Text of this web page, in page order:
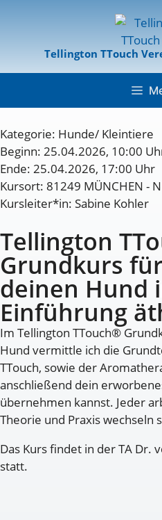
Tellington TTouch
Kategorie: Hunde/ Kleintiere
Beginn: 25.04.2026, 10:00
Ende: 25.04.2026, 17:00 Uhr
Kursort: 81249 MÜNCHEN -
Kursleiter*in: Sabine Kohler
Tellington
Grundkurs
deinen Hund
Einführung
Im Tellington TTouch®
Hund vermittle ich die
TTouch, sowie der
anschließend dein
übernehmen kannst. Jeder
Theorie und Praxis wechseln
Das Kurs findet in der TA Dr.
statt.